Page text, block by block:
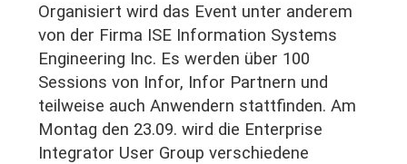
Organisiert wird das Event unter anderem
von der Firma ISE Information Systems
Engineering Inc. Es werden über 100
Sessions von Infor, Infor Partnern und
teilweise auch Anwendern stattfinden. Am
Montag den 23.09. wird die Enterprise
Integrator User Group verschiedene